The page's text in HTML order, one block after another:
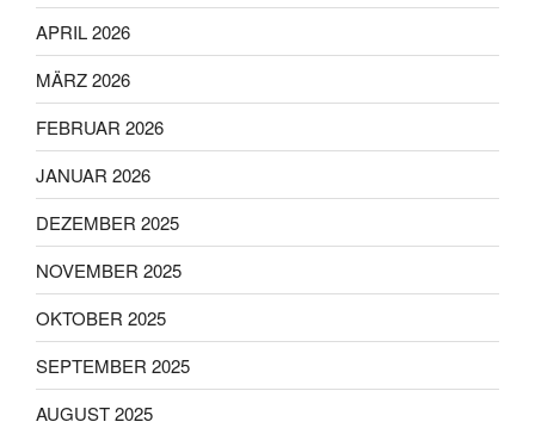
APRIL 2026
MÄRZ 2026
FEBRUAR 2026
JANUAR 2026
DEZEMBER 2025
NOVEMBER 2025
OKTOBER 2025
SEPTEMBER 2025
AUGUST 2025